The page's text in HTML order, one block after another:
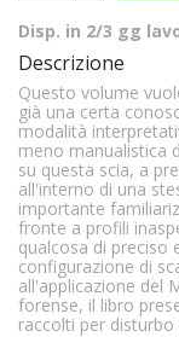
Disp. in 2/3 gg
Descrizione
Questo volume
già una certa
modalità
meno manualistica
su questa scia, a
all'interno di una
importante
fronte a profili
qualcosa di preciso
configurazione di
all'applicazione del
forense, il libro
raccolti per